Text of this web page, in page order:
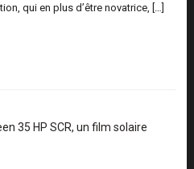
qui en plus d’être novatrice, […]